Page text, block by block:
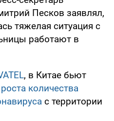
Песков заявлял,
тяжелая ситуация с
работают в
, в Китае бьют
количества
с территории